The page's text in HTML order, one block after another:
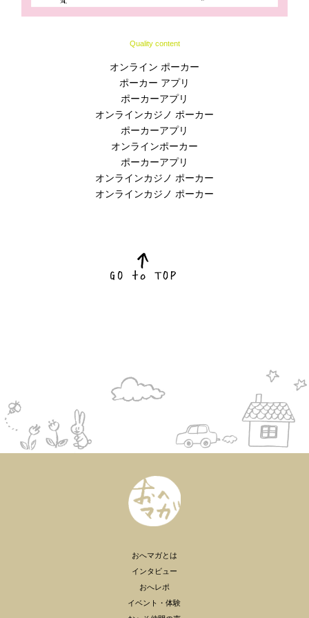
Quality content
オンライン ポーカー
ポーカー アプリ
ポーカーアプリ
オンラインカジノ ポーカー
ポーカーアプリ
オンラインポーカー
ポーカーアプリ
オンラインカジノ ポーカー
オンラインカジノ ポーカー
おへマガとは
インタビュー
おへレポ
イベント・体験